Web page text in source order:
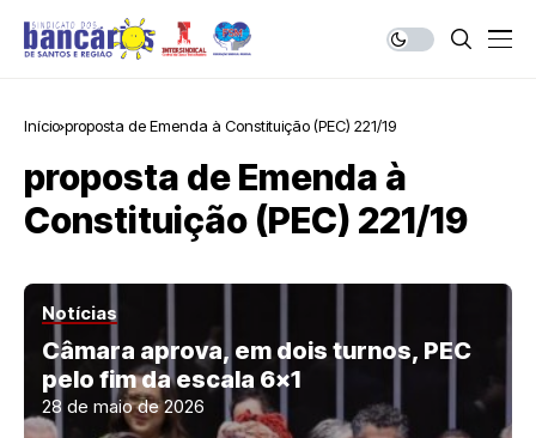
Início proposta de Emenda à Constituição (PEC) 221/19
proposta de Emenda à
Constituição (PEC) 221/19
Notícias
Câmara aprova, em dois turnos, PEC
pelo fim da escala 6×1
28 de maio de 2026